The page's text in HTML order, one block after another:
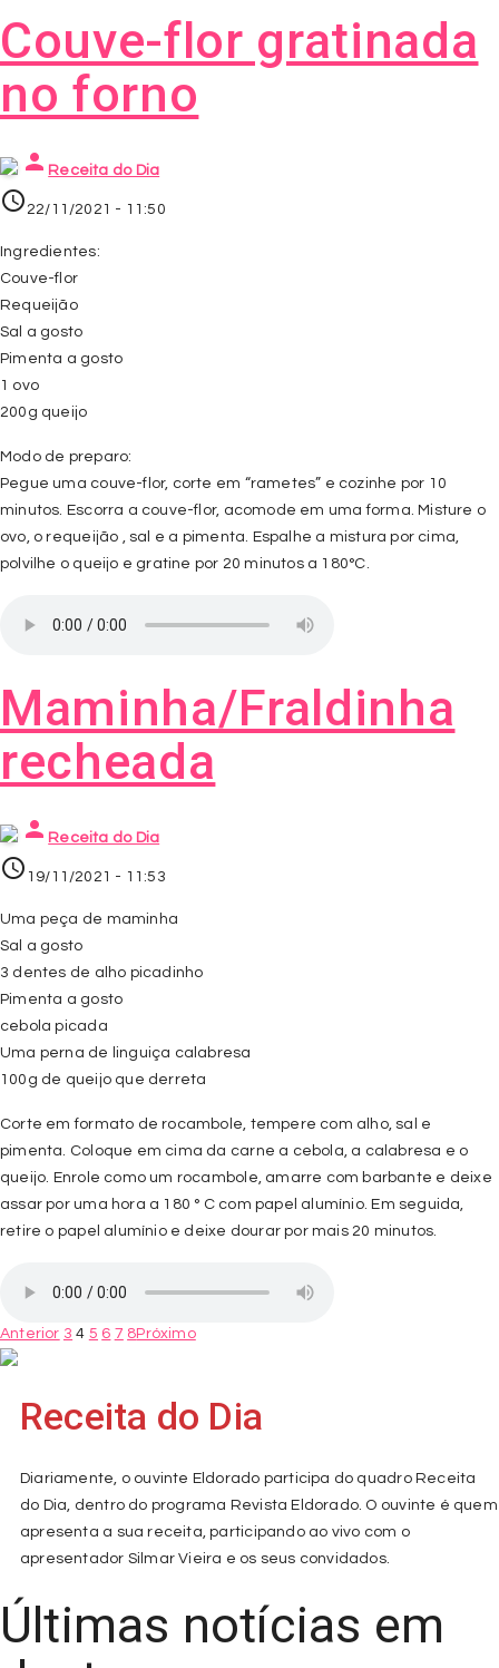
Couve-flor gratinada
no forno
person Receita do Dia
access_time 22/11/2021 - 11:50
Ingredientes:
Couve-flor
Requeijão
Sal a gosto
Pimenta a gosto
1 ovo
200g queijo
Modo de preparo:
Pegue uma couve-flor, corte em “rametes” e cozinhe por 10
minutos. Escorra a couve-flor, acomode em uma forma. Misture o
ovo, o requeijão , sal e a pimenta. Espalhe a mistura por cima,
polvilhe o queijo e gratine por 20 minutos a 180°C.
Maminha/Fraldinha
recheada
person Receita do Dia
access_time 19/11/2021 - 11:53
Uma peça de maminha
Sal a gosto
3 dentes de alho picadinho
Pimenta a gosto
cebola picada
Uma perna de linguiça calabresa
100g de queijo que derreta
Corte em formato de rocambole, tempere com alho, sal e
pimenta. Coloque em cima da carne a cebola, a calabresa e o
queijo. Enrole como um rocambole, amarre com barbante e deixe
assar por uma hora a 180 ° C com papel alumínio. Em seguida,
retire o papel alumínio e deixe dourar por mais 20 minutos.
Anterior 3 4 5 6 7 8Próximo
Receita do Dia
Diariamente, o ouvinte Eldorado participa do quadro Receita
do Dia, dentro do programa Revista Eldorado. O ouvinte é quem
apresenta a sua receita, participando ao vivo com o
apresentador Silmar Vieira e os seus convidados.
Últimas notícias em